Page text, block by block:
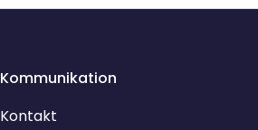
Kommunikation
Kontakt